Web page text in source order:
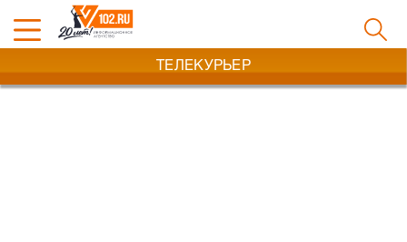
ТЕЛЕКУРЬЕР